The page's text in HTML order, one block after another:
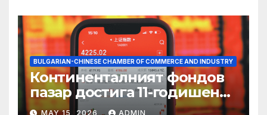
BULGARIAN-CHINESE CHAMBER OF COMMERCE AND INDUSTRY
Континенталният фондов
пазар достига 11-годишен
връх
MAY 15, 2026 ADMIN